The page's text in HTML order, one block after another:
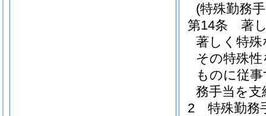
(特殊勤務
第14条
著
著しく特
その特殊
ものに従
務手当を支
2
特殊勤務